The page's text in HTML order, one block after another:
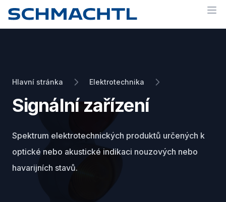
Hlavní stránka Elektrotechnika
Signální zařízení
Spektrum elektrotechnických produktů určených k
optické nebo akustické indikaci nouzových nebo
havarijních stavů.